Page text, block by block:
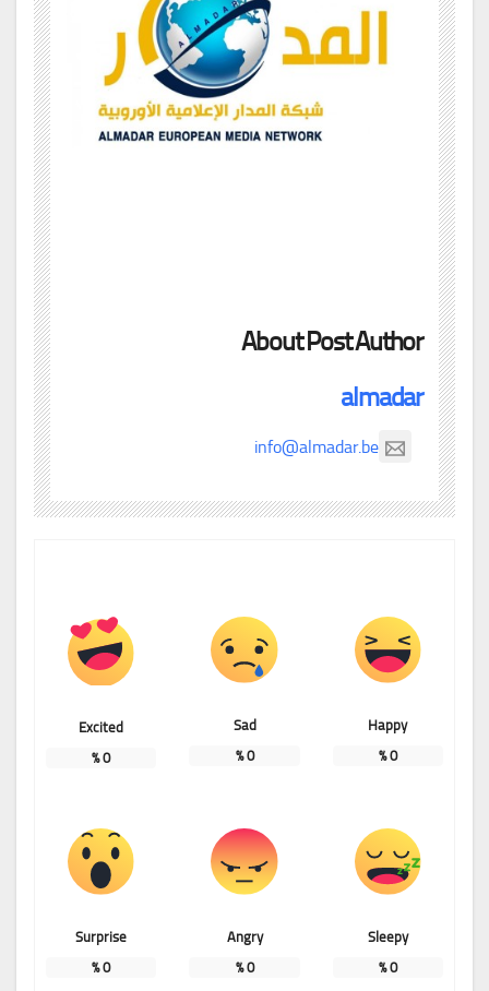
About Post Author
almadar
info@almadar.be
Happy
0
%
Sad
0
%
Excited
0
%
Sleepy
0
%
Angry
0
%
Surprise
0
%